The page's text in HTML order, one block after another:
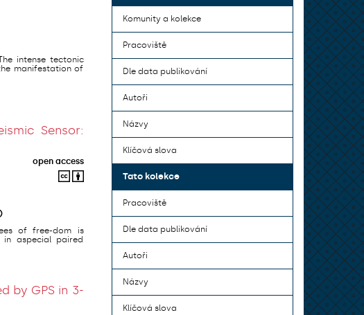
intense tectonic
manifestation of
Sensor:
open access
of free-dom is
aspecial paired
by GPS in 3-
Komunity a kolekce
Pracoviště
Dle data publikování
Autoři
Názvy
Klíčová slova
Tato kolekce
Pracoviště
Dle data publikování
Autoři
Názvy
Klíčová slova